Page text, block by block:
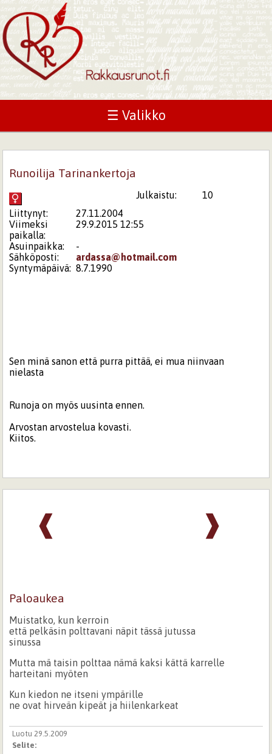
☰ Valikko
Runoilija Tarinankertoja
Julkaistu:
10
Liittynyt:
27.11.2004
Viimeksi
paikalla:
29.9.2015 12:55
Asuinpaikka:
-
Sähköposti:
ardassa@hotmail.com
Syntymäpäivä: 8.7.1990
Sen minä sanon että purra pittää, ei mua niinvaan
nielasta
Runoja on myös uusinta ennen.
Arvostan arvostelua kovasti.
Kiitos.
❱
❰
Paloaukea
Muistatko, kun kerroin
että pelkäsin polttavani näpit tässä jutussa
sinussa
Mutta mä taisin polttaa nämä kaksi kättä karrelle
harteitani myöten
Kun kiedon ne itseni ympärille
ne ovat hirveän kipeät ja hiilenkarkeat
Luotu 29.5.2009
Selite: